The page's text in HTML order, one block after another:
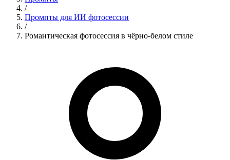
/
Промпты для ИИ фотосессии
/
Романтическая фотосессия в чёрно-белом стиле